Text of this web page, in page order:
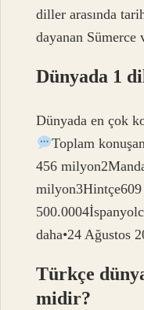
diller arasında
dayanan Sümerce
Dünyada 1
Dünyada en çok
Toplam konuşan
456
daha•24 Ağustos
Türkçe
midir?